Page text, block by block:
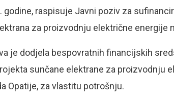
godine, raspisuje Javni poziv za
za proizvodnju električne energije
je dodjela bespovratnih financijskih
sunčane elektrane za proizvodnju
Opatije, za vlastitu potrošnju.